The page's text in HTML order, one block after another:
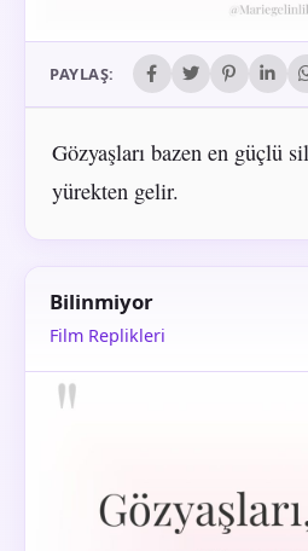
PAYLAŞ:
Gözyaşları bazen en güçlü
yürekten gelir.
Bilinmiyor
Film Replikleri